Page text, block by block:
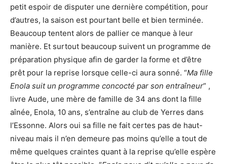
petit espoir de disputer une dernière compétition, pour
d’autres, la saison est pourtant belle et bien terminée.
Beaucoup tentent alors de pallier ce manque à leur
manière. Et surtout beaucoup suivent un programme de
préparation physique afin de garder la forme et d’être
prêt pour la reprise lorsque celle-ci aura sonné. “Ma fille
Enola suit un programme concocté par son entraîneur” ,
livre Aude, une mère de famille de 34 ans dont la fille
aînée, Enola, 10 ans, s’entraîne au club de Yerres dans
l’Essonne. Alors oui sa fille ne fait certes pas de haut-
niveau mais il n’en demeure pas moins qu’elle a tout de
même quelques craintes quant à la reprise qu’elle espère